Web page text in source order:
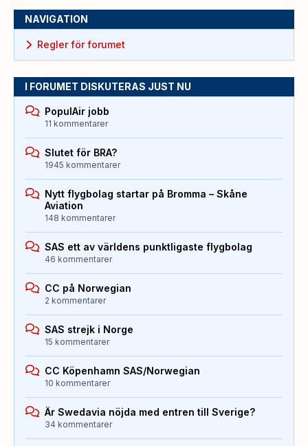
NAVIGATION
Regler för forumet
I FORUMET DISKUTERAS JUST NU
PopulAir jobb
11 kommentarer
Slutet för BRA?
1945 kommentarer
Nytt flygbolag startar på Bromma – Skåne
Aviation
148 kommentarer
SAS ett av världens punktligaste flygbolag
46 kommentarer
CC på Norwegian
2 kommentarer
SAS strejk i Norge
15 kommentarer
CC Köpenhamn SAS/Norwegian
10 kommentarer
Är Swedavia nöjda med entren till Sverige?
34 kommentarer